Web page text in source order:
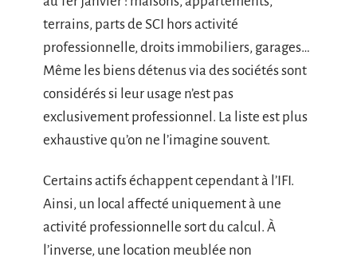
terrains, parts de SCI hors activité
professionnelle, droits immobiliers, garages…
Même les biens détenus via des sociétés sont
considérés si leur usage n’est pas
exclusivement professionnel. La liste est plus
exhaustive qu’on ne l’imagine souvent.
Certains actifs échappent cependant à l’IFI.
Ainsi, un local affecté uniquement à une
activité professionnelle sort du calcul. À
l’inverse, une location meublée non